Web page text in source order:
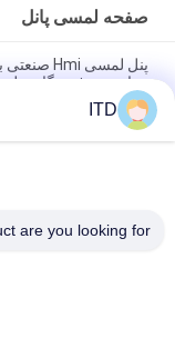
صفحه لمسی پانل
مداربسته فرودگاه ریلی
14 بیتی GPIO PCAP پنل لمسی
ITD
are you looking for?